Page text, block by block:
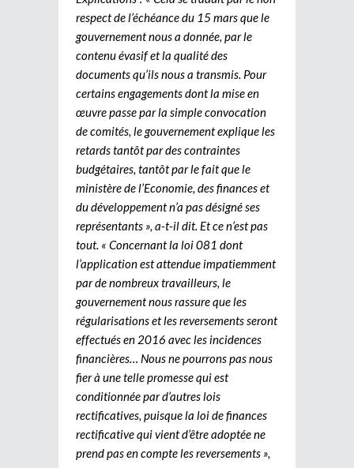
respect de l’échéance du 15 mars que le
gouvernement nous a donnée, par le
contenu évasif et la qualité des
documents qu’ils nous a transmis. Pour
certains engagements dont la mise en
œuvre passe par la simple convocation
de comités, le gouvernement explique les
retards tantôt par des contraintes
budgétaires, tantôt par le fait que le
ministère de l’Economie, des finances et
du développement n’a pas désigné ses
représentants », a-t-il dit. Et ce n’est pas
tout. « Concernant la loi 081 dont
l’application est attendue impatiemment
par de nombreux travailleurs, le
gouvernement nous rassure que les
régularisations et les reversements seront
effectués en 2016 avec les incidences
financières… Nous ne pourrons pas nous
fier à une telle promesse qui est
conditionnée par d’autres lois
rectificatives, puisque la loi de finances
rectificative qui vient d’être adoptée ne
prend pas en compte les reversements »,